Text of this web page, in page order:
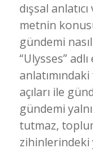
dışsal
metnin
gündemi nasıl
“Ulysses”
açıları ile
gündemi
tutmaz,
zihinlerindeki